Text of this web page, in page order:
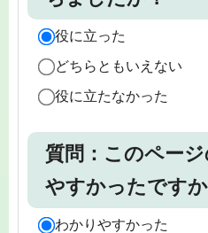
役に立った
どちらともいえない
役に立たなかった
質問：このペー
やすかったですか
わかりやすかった